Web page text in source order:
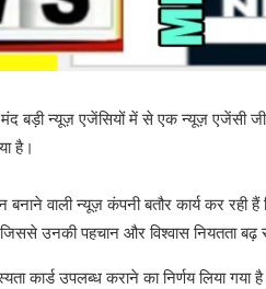
बड़ी न्यूज़ एजेंसियों में से एक न्यूज़ एजेंसी
है।
बनाने वाली न्यूज़ कंपनी बतौर कार्य कर
उनकी पहचान और विश्वास नियतता
कार्ड उपलब्ध कराने का निर्णय लिया गया